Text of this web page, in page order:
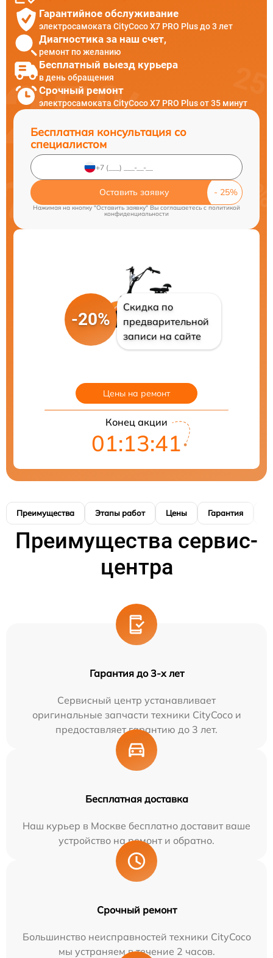
Гарантийное обслуживание
электросамоката CityCoco X7 PRO Plus до 3 лет
Диагностика за наш счет,
ремонт по желанию
Бесплатный выезд курьера
в день обращения
Срочный ремонт
электросамоката CityCoco X7 PRO Plus от 35 минут
Бесплатная консультация со
специалистом
Оставить заявку
Нажимая на кнопку "Оставить заявку" Вы соглашаетесь cполитикой
конфиденциальности
-20%
Скидка по
предварительной
записи на сайте
Цены на ремонт
Конец акции
01:13:40
Преимущества Этапы работ Цены Гарантия
Преимущества сервис-
центра
Гарантия до 3-х лет
Сервисный центр устанавливает
оригинальные запчасти техники CityCoco и
предоставляет гарантию до 3 лет.
Бесплатная доставка
Наш курьер в Москве бесплатно доставит ваше
устройство на ремонт и обратно.
Срочный ремонт
Большинство неисправностей техники CityCoco
мы устраняем в течение 2 часов.